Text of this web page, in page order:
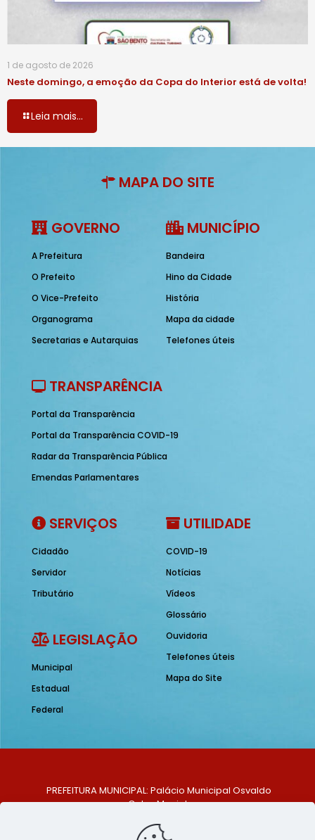
1 de agosto de 2026
Neste domingo, a emoção da Copa do Interior está de volta!
Leia mais...
MAPA DO SITE
GOVERNO
A Prefeitura
O Prefeito
O Vice-Prefeito
Organograma
Secretarias e Autarquias
MUNICÍPIO
Bandeira
Hino da Cidade
História
Mapa da cidade
Telefones úteis
TRANSPARÊNCIA
Portal da Transparência
Portal da Transparência COVID-19
Radar da Transparência Pública
Emendas Parlamentares
SERVIÇOS
Cidadão
Servidor
Tributário
LEGISLAÇÃO
Municipal
Estadual
Federal
UTILIDADE
COVID-19
Notícias
Vídeos
Glossário
Ouvidoria
Telefones úteis
Mapa do Site
PREFEITURA MUNICIPAL: Palácio Municipal Osvaldo
Celso Maciel
Centro, São Bento do Una - PE. CEP: 553370-128